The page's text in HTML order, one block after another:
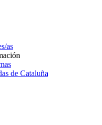
as
de Cataluña